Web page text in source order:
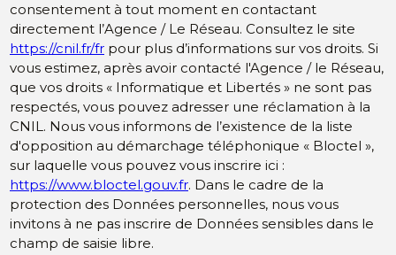
consentement à tout moment en contactant
directement l’Agence / Le Réseau. Consultez le site
https://cnil.fr/fr pour plus d’informations sur vos droits. Si
vous estimez, après avoir contacté l'Agence / le Réseau,
que vos droits « Informatique et Libertés » ne sont pas
respectés, vous pouvez adresser une réclamation à la
CNIL. Nous vous informons de l’existence de la liste
d'opposition au démarchage téléphonique « Bloctel »,
sur laquelle vous pouvez vous inscrire ici :
https://www.bloctel.gouv.fr. Dans le cadre de la
protection des Données personnelles, nous vous
invitons à ne pas inscrire de Données sensibles dans le
champ de saisie libre.